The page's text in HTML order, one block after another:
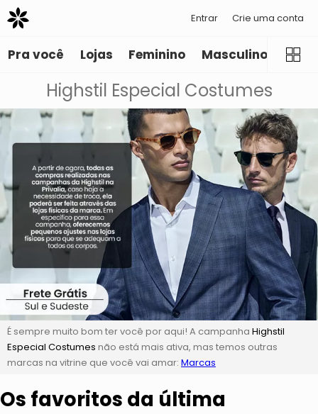
Entrar Crie uma conta
Pra você Lojas Feminino Masculino
Highstil Especial Costumes
É sempre muito bom ter você por aqui! A campanha Highstil
Especial Costumes não está mais ativa, mas temos outras
marcas na vitrine que você vai amar: Marcas
Os favoritos da última